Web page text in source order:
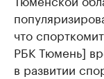
что
РБК Тюмень]
в развитии